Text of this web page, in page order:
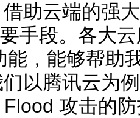
助云端的强
手段。各大
能，能够帮助
以腾讯云为
攻击的